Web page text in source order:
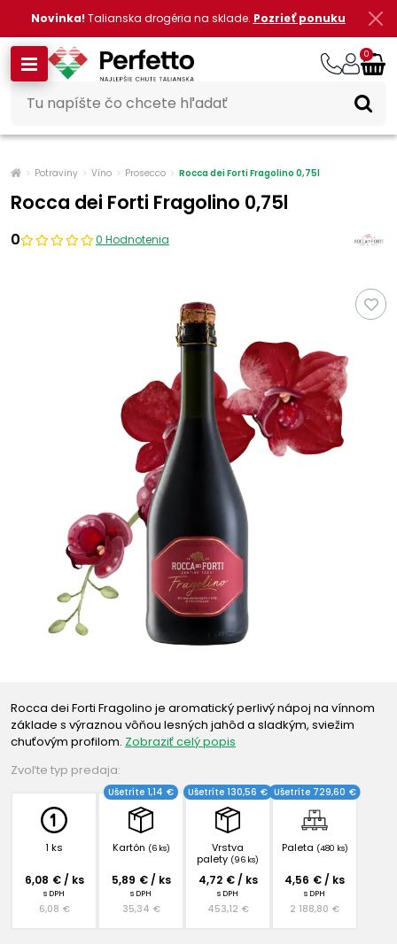
Novinka! Talianska drogéria na sklade. Pozrieť ponuku
0
Potraviny Víno Prosecco Rocca dei Forti Fragolino 0,75l
Rocca dei Forti Fragolino 0,75l
0 0 Hodnotenia
Rocca dei Forti Fragolino je aromatický perlivý nápoj na vínnom
základe s výraznou vôňou lesných jahôd a sladkým, sviežim
chuťovým profilom. Zobraziť celý popis
Zvoľte typ predaja:
1 ks
6,08 € / ks
s DPH
6,08 €
Kartón (6 ks)
Ušetríte 1,14 €
5,89 € / ks
s DPH
35,34 €
Vrstva
palety (96 ks)
Ušetríte 130,56 €
4,72 € / ks
s DPH
453,12 €
Paleta (480 ks)
Ušetríte 729,60 €
4,56 € / ks
s DPH
2 188,80 €